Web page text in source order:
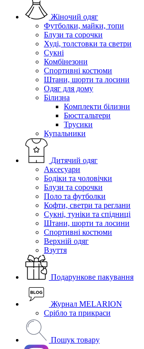
Жіночий одяг
Футболки, майки, топи
Блузи та сорочки
Худі, толстовки та светри
Сукні
Комбінезони
Спортивні костюми
Штани, шорти та лосини
Одяг для дому
Білизна
Комплекти білизни
Бюстгальтери
Трусики
Купальники
Дитячий одяг
Аксесуари
Бодіки та чоловічки
Блузи та сорочки
Поло та футболки
Кофти, светри та реглани
Сукні, туніки та спідниці
Штани, шорти та лосини
Спортивні костюми
Верхній одяг
Взуття
Подарункове пакування
Журнал MELARION
Срібло та прикраси
Пошук товару